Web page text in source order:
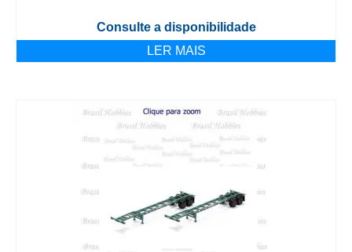
Consulte a disponibilidade
LER MAIS